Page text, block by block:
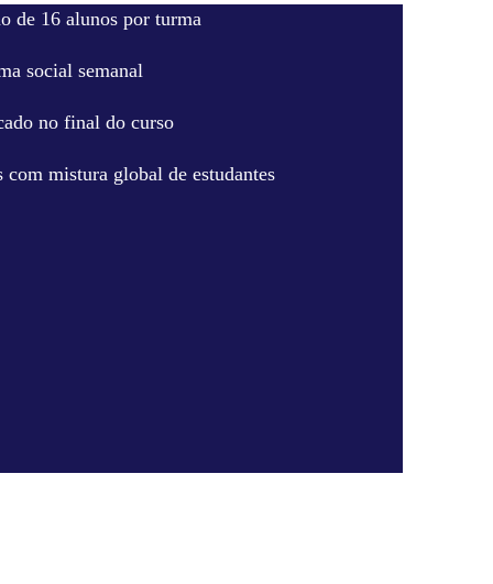
de 16 alunos por turma
social semanal
no final do curso
com mistura global de estudantes